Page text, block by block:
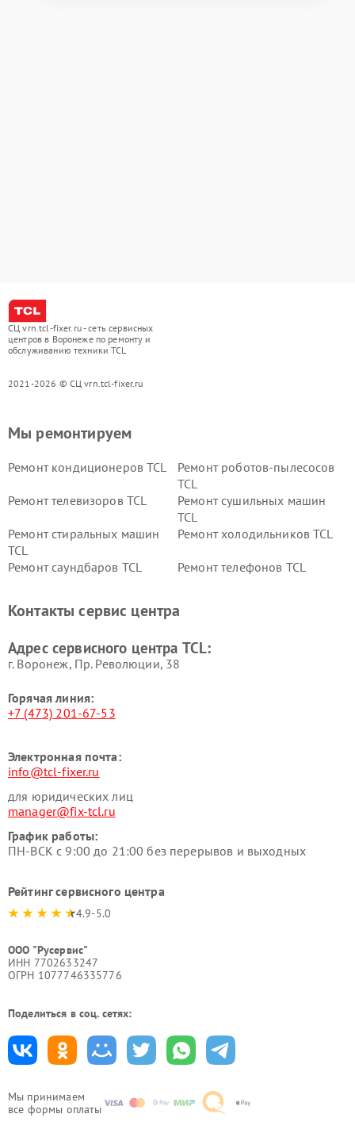
СЦ vrn.tcl-fixer.ru - сеть сервисных
центров в Воронеже по ремонту и
обслуживанию техники TCL
2021-2026 © СЦ vrn.tcl-fixer.ru
Мы принимаем
все формы оплаты
Мы ремонтируем
Ремонт кондиционеров TCL
Ремонт роботов-пылесосов
TCL
Ремонт телевизоров TCL
Ремонт сушильных машин
TCL
Ремонт стиральных машин
TCL
Ремонт холодильников TCL
Ремонт саундбаров TCL Ремонт телефонов TCL
Контакты сервис центра
Адрес сервисного центра TCL:
г. Воронеж, Пр. Революции, 38
Горячая линия:
+7 (473) 201-67-53
Электронная почта:
info@tcl-fixer.ru
для юридических лиц
manager@fix-tcl.ru
График работы:
ПН-ВСК с 9:00 до 21:00 без перерывов и выходных
Рейтинг сервисного центра
4.9-5.0
ООО "Русервис"
ИНН 7702633247
ОГРН 1077746335776
Поделиться в соц. сетях: